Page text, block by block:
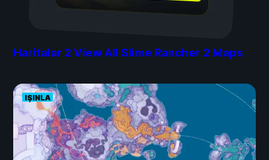
Haritalar 2 View All Slime Rancher 2 Maps
IŞINLA